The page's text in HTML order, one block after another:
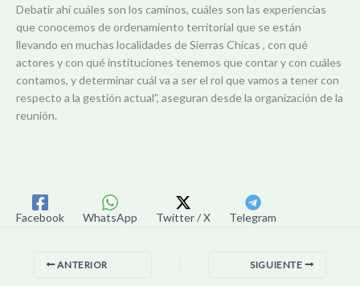
Debatir ahí cuáles son los caminos, cuáles son las experiencias
que conocemos de ordenamiento territorial que se están
llevando en muchas localidades de Sierras Chicas , con qué
actores y con qué instituciones tenemos que contar y con cuáles
contamos, y determinar cuál va a ser el rol que vamos a tener con
respecto a la gestión actual”, aseguran desde la organización de la
reunión.
Facebook WhatsApp Twitter / X Telegram
ANTERIOR SIGUIENTE